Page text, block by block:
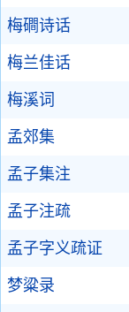
梅磵诗话
梅兰佳话
梅溪词
孟郊集
孟子集注
孟子注疏
孟子字义疏证
梦粱录